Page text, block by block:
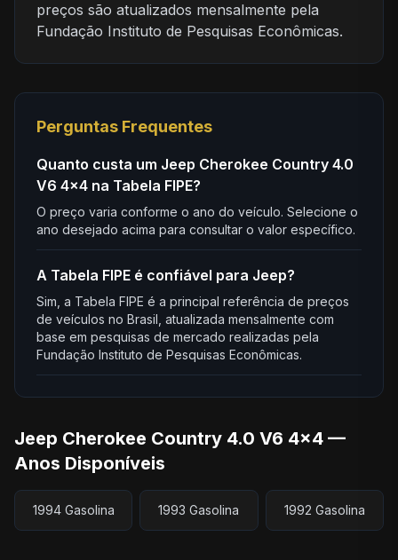
preços são atualizados mensalmente pela
Fundação Instituto de Pesquisas Econômicas.
Perguntas Frequentes
Quanto custa um Jeep Cherokee Country 4.0
V6 4x4 na Tabela FIPE?
O preço varia conforme o ano do veículo. Selecione o
ano desejado acima para consultar o valor específico.
A Tabela FIPE é confiável para Jeep?
Sim, a Tabela FIPE é a principal referência de preços
de veículos no Brasil, atualizada mensalmente com
base em pesquisas de mercado realizadas pela
Fundação Instituto de Pesquisas Econômicas.
Jeep Cherokee Country 4.0 V6 4x4 —
Anos Disponíveis
1994 Gasolina 1993 Gasolina 1992 Gasolina